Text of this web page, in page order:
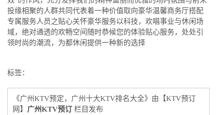
投缘相聚的人群共同代表着一种价值取向豪华温馨商务厅搭配
专属服务人员之贴心关怀豪华服务以科技，欢唱事业与休闲场
域，绝对通透的欢畅空间随时恭候您的体验贴心服务，处处引
领时尚的潮流，为都休闲提供一种新的选择
标签：
《广州KTV预定，广州十大KTV排名大全》由【KTV预订
网】 广州KTV预订 栏目发布